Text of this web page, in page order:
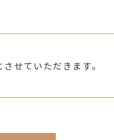
せていただきます。